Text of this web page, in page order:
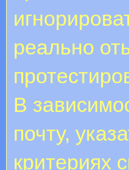
реально
В
почту,
критериях